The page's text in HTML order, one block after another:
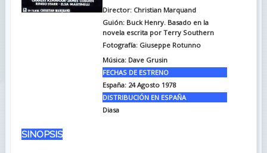
Director: Christian Marquand
Guión: Buck Henry. Basado en la
novela escrita por Terry Southern
Fotografía: Giuseppe Rotunno
Música: Dave Grusin
FECHAS DE ESTRENO
España: 24 Agosto 1978
DISTRIBUCIÓN EN ESPAÑA
Diasa
SINOPSIS